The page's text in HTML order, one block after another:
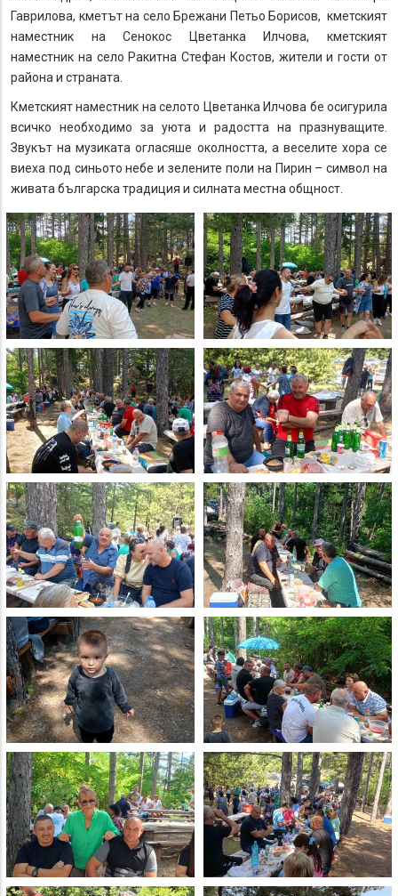
Гаврилова, кметът на село Брежани Петьо Борисов, кметският
наместник на Сенокос Цветанка Илчова, кметският
наместник на село Ракитна Стефан Костов, жители и гости от
района и страната.
Кметският наместник на селото Цветанка Илчова бе осигурила
всичко необходимо за уюта и радостта на празнуващите.
Звукът на музиката огласяше околността, а веселите хора се
виеха под синьото небе и зелените поли на Пирин – символ на
живата българска традиция и силната местна общност.